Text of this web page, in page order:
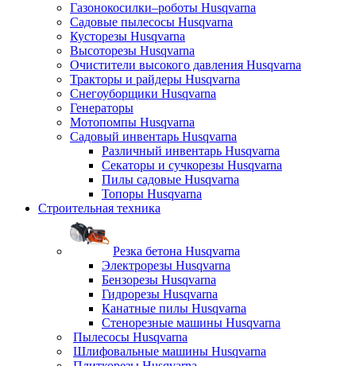
Газонокосилки–роботы Husqvarna
Садовые пылесосы Husqvarna
Кусторезы Husqvarna
Высоторезы Husqvarna
Очистители высокого давления Husqvarna
Тракторы и райдеры Husqvarna
Снегоуборщики Husqvarna
Генераторы
Мотопомпы Husqvarna
Садовый инвентарь Husqvarna
Различный инвентарь Husqvarna
Секаторы и сучкорезы Husqvarna
Пилы садовые Husqvarna
Топоры Husqvarna
Строительная техника
Резка бетона Husqvarna
Электрорезы Husqvarna
Бензорезы Husqvarna
Гидрорезы Husqvarna
Канатные пилы Husqvarna
Стенорезные машины Husqvarna
Пылесосы Husqvarna
Шлифовальные машины Husqvarna